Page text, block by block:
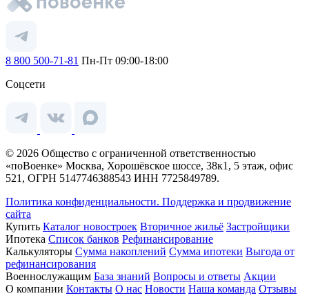
8 800 500-71-81 Пн-Пт 09:00-18:00
Соцсети
© 2026 Общество с ограниченной ответственностью
«поВоенке» Москва, Хорошёвское шоссе, 38к1, 5 этаж, офис
521, ОГРН 5147746388543 ИНН 7725849789.
Политика конфиденциальности. Поддержка и продвижение
сайта
Купить Каталог новостроек Вторичное жильё Застройщики
Ипотека Список банков Рефинансирование
Калькуляторы Сумма накоплений Сумма ипотеки Выгода от
рефинансирования
Военнослужащим База знаний Вопросы и ответы Акции
О компании Контакты О нас Новости Наша команда Отзывы